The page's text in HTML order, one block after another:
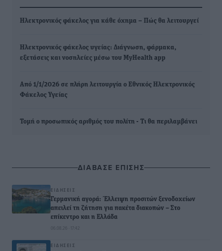
Ηλεκτρονικός φάκελος για κάθε όχημα – Πώς θα λειτουργεί
Ηλεκτρονικός φάκελος υγείας: Διάγνωση, φάρμακα,
εξετάσεις και νοσηλείες μέσω του MyHealth app
Από 1/1/2026 σε πλήρη λειτουργία ο Εθνικός Ηλεκτρονικός
Φάκελος Υγείας
Τομή ο προσωπικός αριθμός του πολίτη - Τι θα περιλαμβάνει
ΔΙΑΒΑΣΕ ΕΠΙΣΗΣ
ΕΙΔΉΣΕΙΣ
Γερμανική αγορά: Έλλειψη προσιτών ξενοδοχείων
απειλεί τη ζήτηση για πακέτα διακοπών – Στο
επίκεντρο και η Ελλάδα
06.08.26 · 17:42
ΕΙΔΉΣΕΙΣ